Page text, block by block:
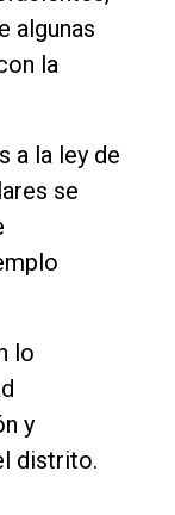
algunas
la
a la ley de
se
lo
y
distrito.